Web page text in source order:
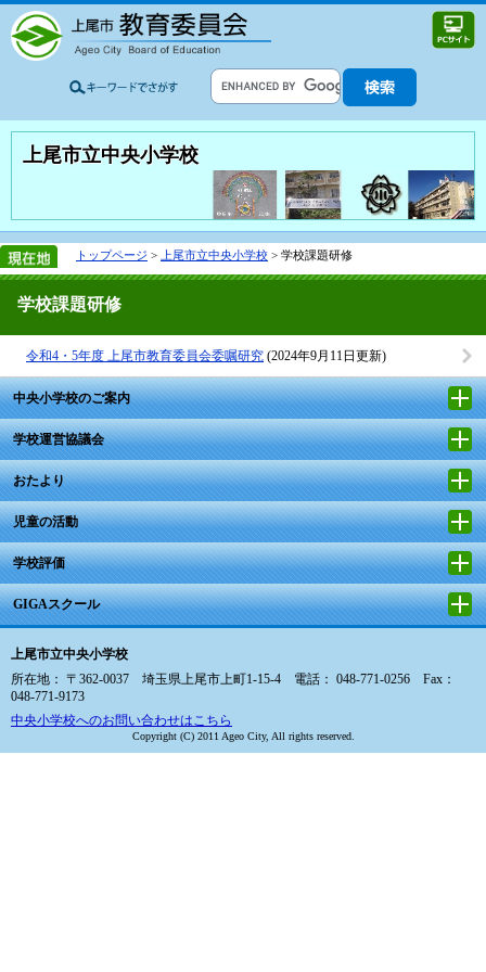
上尾市立中央小学校
トップページ > 上尾市立中央小学校 > 学校課題研修
学校課題研修
令和4・5年度 上尾市教育委員会委嘱研究 (2024年9月11日更新)
中央小学校のご案内
学校運営協議会
おたより
児童の活動
学校評価
GIGAスクール
上尾市立中央小学校
所在地： 〒362-0037 埼玉県上尾市上町1-15-4 電話： 048-771-0256 Fax：
048-771-9173
中央小学校へのお問い合わせはこちら
Copyright (C) 2011 Ageo City, All rights reserved.